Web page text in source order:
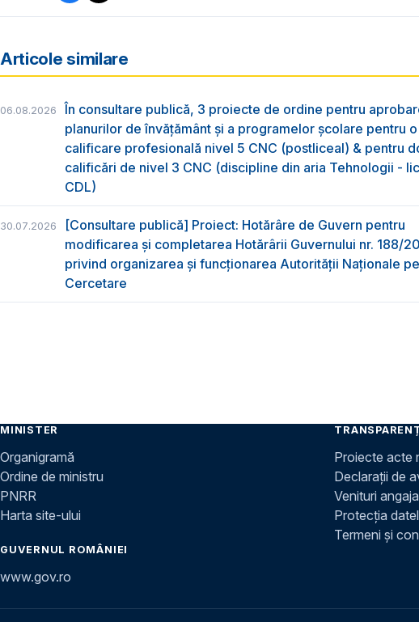
Articole similare
06.08.2026
În consultare publică, 3 proiecte de ordine pentru
planurilor de învățământ și a programelor școlare pentru o
calificare profesională nivel 5 CNC (postliceal) & pentru
calificări de nivel 3 CNC (discipline din aria Tehnologii -
CDL)
30.07.2026
[Consultare publică] Proiect: Hotărâre de Guvern pentru
modificarea și completarea Hotărârii Guvernului nr. 188/
privind organizarea şi funcţionarea Autorităţii Naţionale
Cercetare
MINISTER
Organigramă
Ordine de ministru
PNRR
Harta site-ului
GUVERNUL ROMÂNIEI
www.gov.ro
Proiecte acte
Declarații de
Venituri
Protecția
Termeni și